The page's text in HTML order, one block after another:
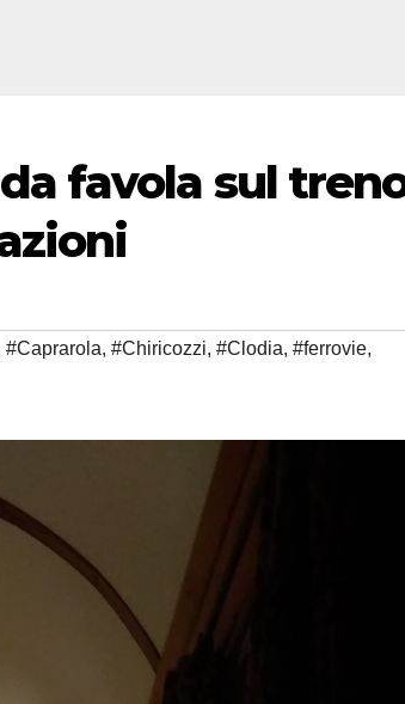
favola sul
#Caprarola, #Chiricozzi, #Clodia, #ferrovie,